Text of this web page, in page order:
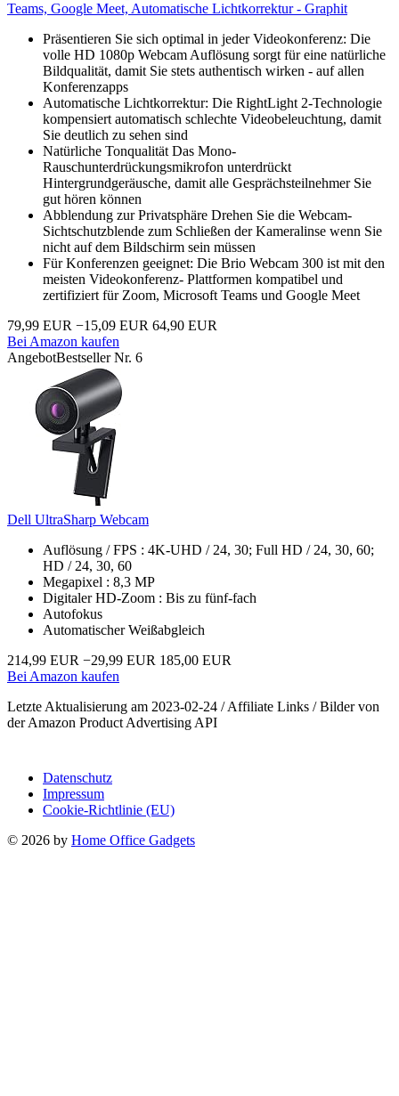
Teams, Google Meet, Automatische Lichtkorrektur - Graphit
Präsentieren Sie sich optimal in jeder Videokonferenz: Die
volle HD 1080p Webcam Auflösung sorgt für eine natürliche
Bildqualität, damit Sie stets authentisch wirken - auf allen
Konferenzapps
Automatische Lichtkorrektur: Die RightLight 2-Technologie
kompensiert automatisch schlechte Videobeleuchtung, damit
Sie deutlich zu sehen sind
Natürliche Tonqualität Das Mono-
Rauschunterdrückungsmikrofon unterdrückt
Hintergrundgeräusche, damit alle Gesprächsteilnehmer Sie
gut hören können
Abblendung zur Privatsphäre Drehen Sie die Webcam-
Sichtschutzblende zum Schließen der Kameralinse wenn Sie
nicht auf dem Bildschirm sein müssen
Für Konferenzen geeignet: Die Brio Webcam 300 ist mit den
meisten Videokonferenz- Plattformen kompatibel und
zertifiziert für Zoom, Microsoft Teams und Google Meet
79,99 EUR −15,09 EUR 64,90 EUR
Bei Amazon kaufen
AngebotBestseller Nr. 6
Dell UltraSharp Webcam
Auflösung / FPS : 4K-UHD / 24, 30; Full HD / 24, 30, 60;
HD / 24, 30, 60
Megapixel : 8,3 MP
Digitaler HD-Zoom : Bis zu fünf-fach
Autofokus
Automatischer Weißabgleich
214,99 EUR −29,99 EUR 185,00 EUR
Bei Amazon kaufen
Letzte Aktualisierung am 2023-02-24 / Affiliate Links / Bilder von
der Amazon Product Advertising API
Datenschutz
Impressum
Cookie-Richtlinie (EU)
© 2026 by Home Office Gadgets